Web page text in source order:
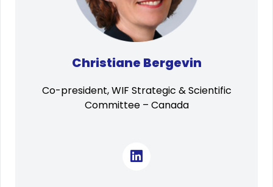
Christiane Bergevin
Co-president, WIF Strategic & Scientific
Committee – Canada